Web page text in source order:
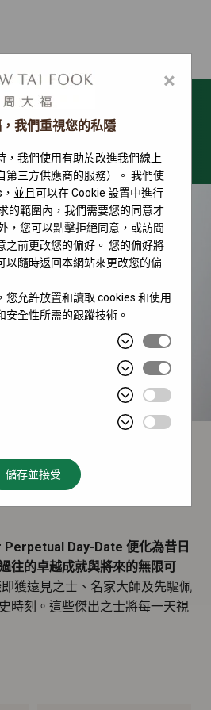
選單
Day-Date 便化為昔日
往的卓越成就與將來的無限可
獲遠見之士、名家大師及先驅佩
時刻。這些傑出之士將每一天視
×
我們重視您的私隱
，我們使用有助於改進我們線上
第三方供應商的服務）。 我們使
並且可以在 Cookie 設置中進行
的範圍內，我們需要您的同意才
，您可以點擊拒絕同意，或訪問
之前更改您的偏好。 您的偏好將
以隨時返回本網站來更改您的偏
您允許放置和讀取 cookies 和使用
全性所需的跟蹤技術。
儲存並接受